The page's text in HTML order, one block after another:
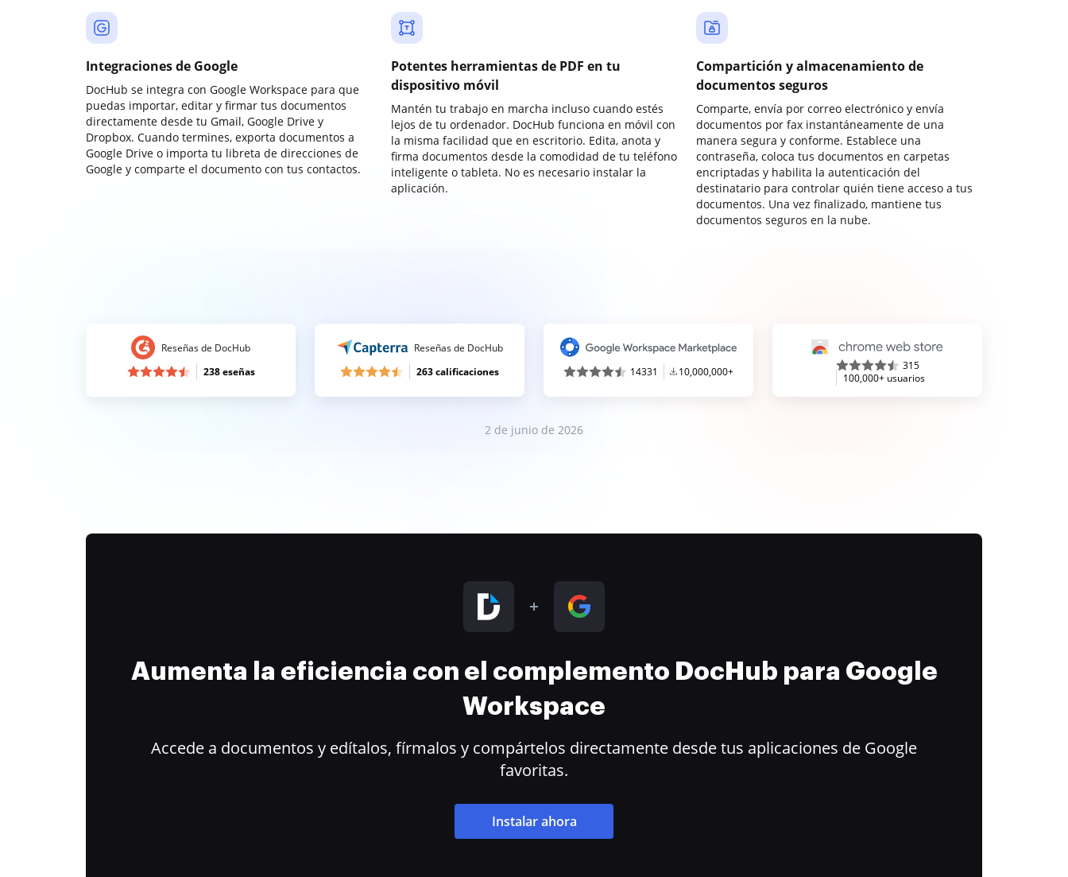
Integraciones de Google
DocHub se integra con Google Workspace para que
puedas importar, editar y firmar tus documentos
directamente desde tu Gmail, Google Drive y
Dropbox. Cuando termines, exporta documentos a
Google Drive o importa tu libreta de direcciones de
Google y comparte el documento con tus contactos.
Potentes herramientas de PDF en tu
dispositivo móvil
Mantén tu trabajo en marcha incluso cuando estés
lejos de tu ordenador. DocHub funciona en móvil con
la misma facilidad que en escritorio. Edita, anota y
firma documentos desde la comodidad de tu teléfono
inteligente o tableta. No es necesario instalar la
aplicación.
Compartición y almacenamiento de
documentos seguros
Comparte, envía por correo electrónico y envía
documentos por fax instantáneamente de una
manera segura y conforme. Establece una
contraseña, coloca tus documentos en carpetas
encriptadas y habilita la autenticación del
destinatario para controlar quién tiene acceso a tus
documentos. Una vez finalizado, mantiene tus
documentos seguros en la nube.
Reseñas de DocHub
238 eseñas
Reseñas de DocHub
263 calificaciones
14331 10,000,000+
315
100,000+ usuarios
2 de junio de 2026
Aumenta la eficiencia con el complemento DocHub para Google
Workspace
Accede a documentos y edítalos, fírmalos y compártelos directamente desde tus aplicaciones de Google
favoritas.
Instalar ahora